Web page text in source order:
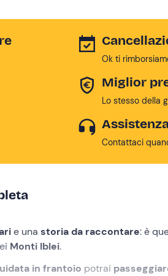
Ok ti
Miglior
Lo stesso della
Contattaci
e una storia da raccontare: è
Monti Iblei.
in frantoio potrai